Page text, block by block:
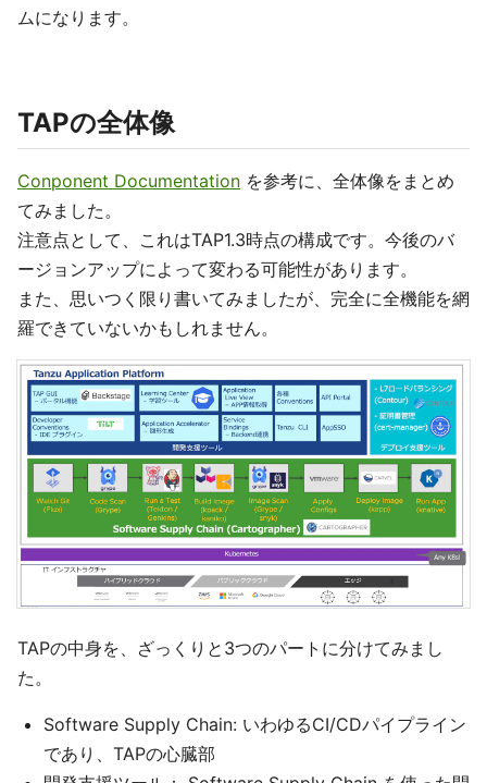
ムになります。
TAPの全体像
Conponent Documentation を参考に、全体像をまとめ
てみました。
注意点として、これはTAP1.3時点の構成です。今後のバ
ージョンアップによって変わる可能性があります。
また、思いつく限り書いてみましたが、完全に全機能を網
羅できていないかもしれません。
TAPの中身を、ざっくりと3つのパートに分けてみまし
た。
Software Supply Chain: いわゆるCI/CDパイプライン
であり、TAPの心臓部